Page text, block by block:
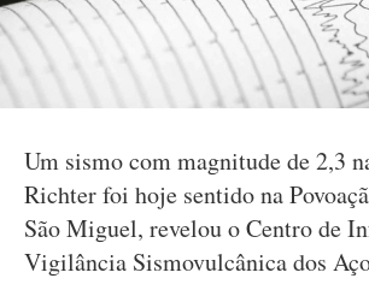
Um sismo com magnitude de 2,3
Richter foi hoje sentido na
São Miguel, revelou o Centro de
Vigilância Sismovulcânica dos